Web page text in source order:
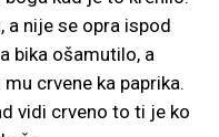
a nije se opra ispod
bika ošamutilo, a
crvene ka paprika.
vidi crveno to ti je ko